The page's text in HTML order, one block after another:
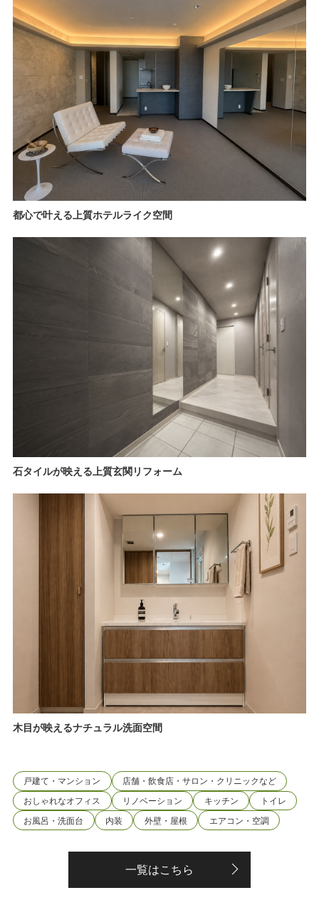
都心で叶える上質ホテルライク空間
石タイルが映える上質玄関リフォーム
木目が映えるナチュラル洗面空間
戸建て・マンション
店舗・飲食店・サロン・クリニックなど
おしゃれなオフィス
リノベーション キッチン
トイレ
お風呂・洗面台
内装 外壁・屋根 エアコン・空調
一覧はこちら